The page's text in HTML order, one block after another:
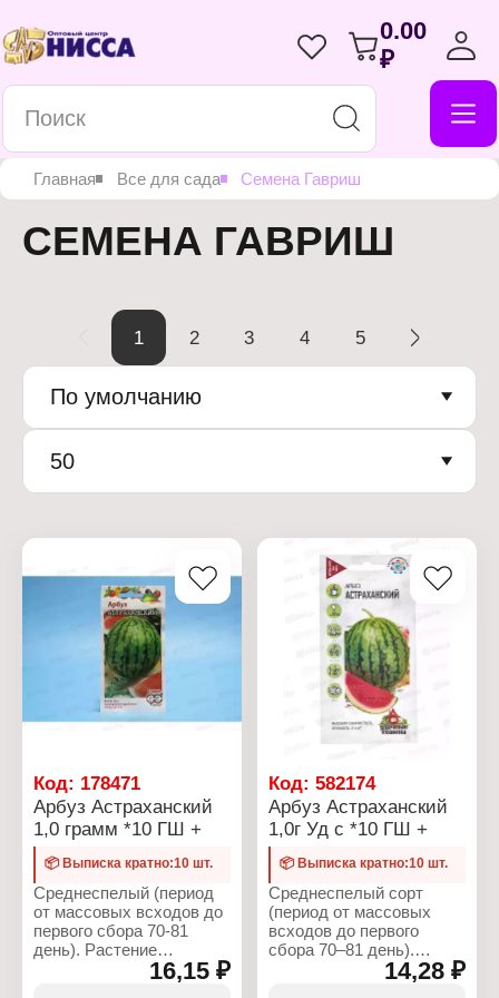
0.00
₽
Главная Все для сада Семена Гавриш
СЕМЕНА ГАВРИШ
1 2 3 4 5
По умолчанию
50
Код: 178471
Арбуз Астраханский
1,0 грамм *10 ГШ +
📦 Выписка кратно:10 шт.
Среднеспелый (период
от массовых всходов до
первого сбора 70-81
день). Растение
среднеплетистое.
Листовая пластинка
16,15 ₽
Код:582174
Арбуз Астраханский
1,0г Уд с *10 ГШ +
📦 Выписка кратно:10 шт.
Среднеспелый сорт
(период от массовых
всходов до первого
сбора 70–81 день).
Предназначен для14,28 ₽